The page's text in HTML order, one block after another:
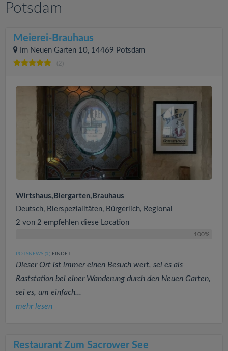
Potsdam
Meierei-Brauhaus
Im Neuen Garten 10, 14469 Potsdam
(2)
Wirtshaus,Biergarten,Brauhaus
Deutsch, Bierspezialitäten, Bürgerlich, Regional
2 von 2 empfehlen diese Location
100%
POTSNEWS (0 ) FINDET:
Dieser Ort ist immer einen Besuch wert, sei es als
Raststation bei einer Wanderung durch den Neuen Garten,
sei es, um einfach...
mehr lesen
Restaurant Zum Sacrower See